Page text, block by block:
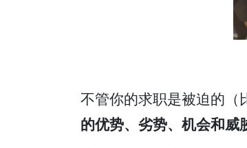
不管你的求职是被迫的（
的优势、劣势、机会和威